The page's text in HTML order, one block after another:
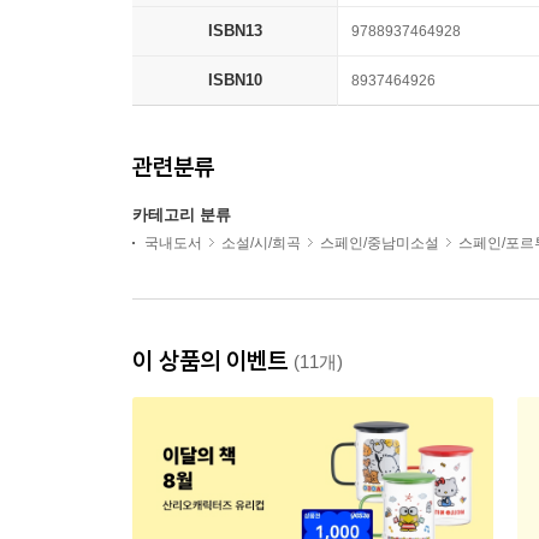
ISBN13 9788937464928
ISBN10 8937464926
관련분류
카테고리 분류
국내도서 소설/시/희곡 스페인/중남미소설 스페인/포르
이 상품의 이벤트 (11개)